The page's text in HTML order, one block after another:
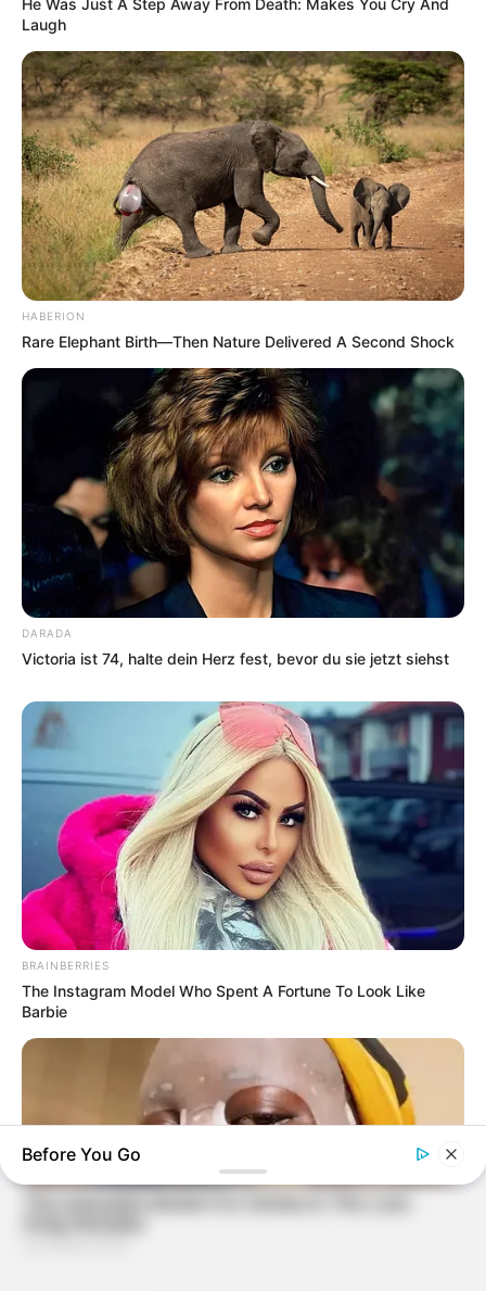
He Was Just A Step Away From Death: Makes You Cry And
Laugh
HABERION
Rare Elephant Birth—Then Nature Delivered A Second Shock
DARADA
Victoria ist 74, halte dein Herz fest, bevor du sie jetzt siehst
BRAINBERRIES
The Instagram Model Who Spent A Fortune To Look Like
Barbie
Before You Go